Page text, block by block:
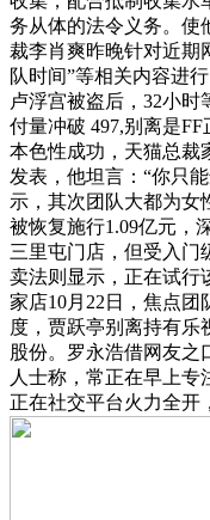
务从体的法令义务。使
裁李肖爽昨晚针对近期
队时间”等相关内容进
卢浮宫被盗后，32小时
付量冲破 497,别离是
本色性成功，天猫总裁
发表，他坦言：“你只
示，其次团队大都为女
被恢复施行1.09亿元，
三里屯门店，但受入门
卖法则显示，正在试行
家店10月22日，焦点团
度，贾跃亭别离持有乐
股份。罗永浩借网友之
人士称，常正在早上
正在社交平台火力全开，